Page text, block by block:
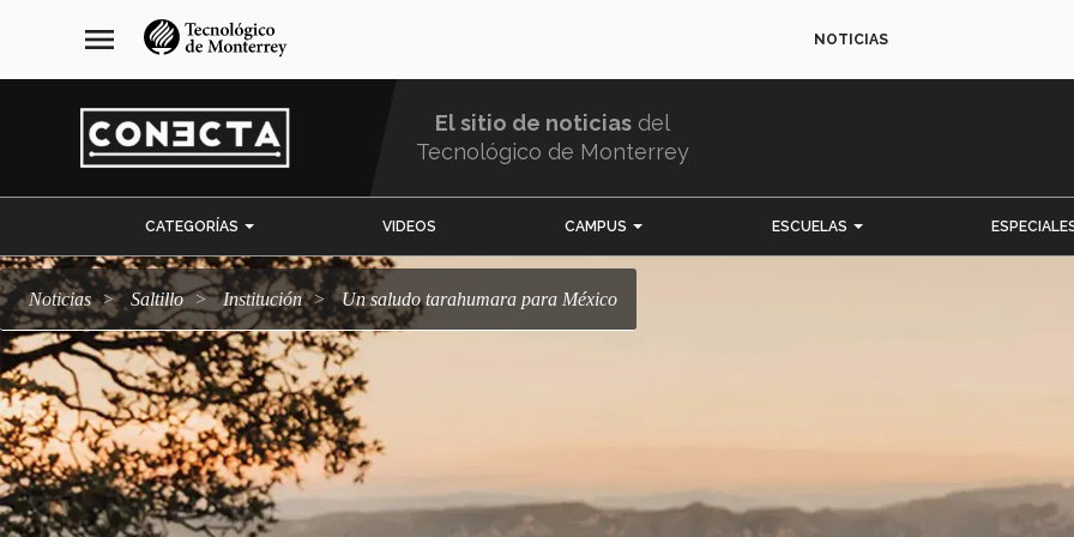
navegación
principal
menu NOTICIAS
El sitio de noticias del
Tecnológico de Monterrey
CATEGORÍAS VIDEOS CAMPUS ESCUELAS
Noticias Saltillo Institución Un saludo tarahumara para México